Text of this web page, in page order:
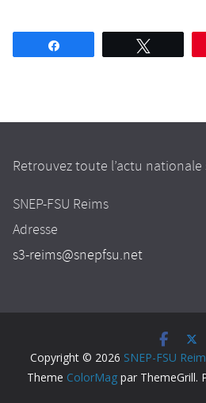
Retrouvez toute l’actu nationale
SNEP-FSU Reims
Adresse
s3-reims@snepfsu.net
Copyright © 2026 SNEP-FSU
Theme ColorMag par ThemeGrill.